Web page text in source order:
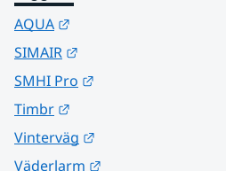
AQUA
SIMAIR
SMHI Pro
Timbr
Vinterväg
Väderlarm